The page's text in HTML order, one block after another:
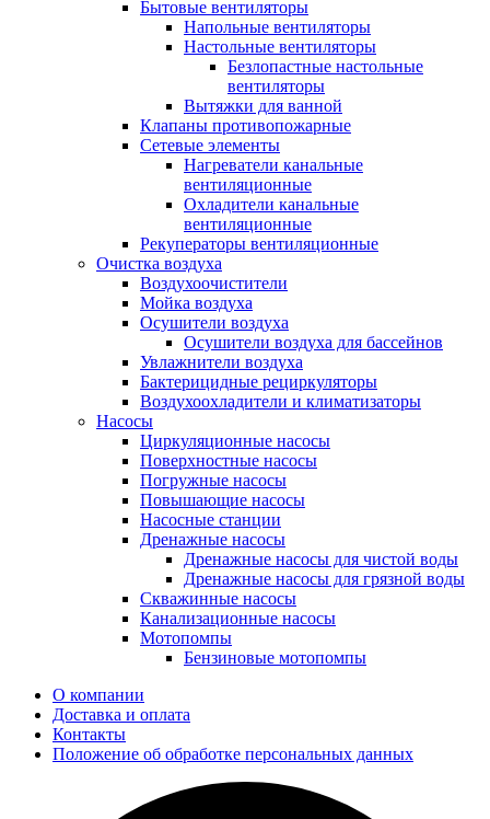
Бытовые вентиляторы
Напольные вентиляторы
Настольные вентиляторы
Безлопастные настольные
вентиляторы
Вытяжки для ванной
Клапаны противопожарные
Сетевые элементы
Нагреватели канальные
вентиляционные
Охладители канальные
вентиляционные
Рекуператоры вентиляционные
Очистка воздуха
Воздухоочистители
Мойка воздуха
Осушители воздуха
Осушители воздуха для бассейнов
Увлажнители воздуха
Бактерицидные рециркуляторы
Воздухоохладители и климатизаторы
Насосы
Циркуляционные насосы
Поверхностные насосы
Погружные насосы
Повышающие насосы
Насосные станции
Дренажные насосы
Дренажные насосы для чистой воды
Дренажные насосы для грязной воды
Скважинные насосы
Канализационные насосы
Мотопомпы
Бензиновые мотопомпы
О компании
Доставка и оплата
Контакты
Положение об обработке персональных данных